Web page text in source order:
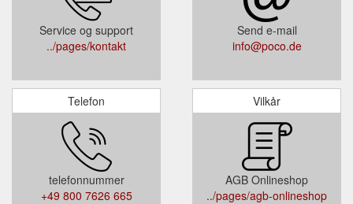
Service og support
../pages/kontakt
Send e-mail
info@poco.de
Telefon
telefonnummer
+49 800 7626 665
Vilkår
AGB Onlineshop
../pages/agb-onlineshop